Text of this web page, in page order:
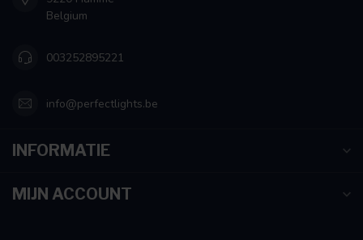
Belgium
003252895221
info@perfectlights.be
INFORMATIE
MIJN ACCOUNT